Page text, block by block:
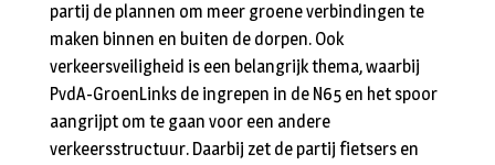
partij de plannen om meer groene verbindingen te
maken binnen en buiten de dorpen. Ook
verkeersveiligheid is een belangrijk thema, waarbij
PvdA-GroenLinks de ingrepen in de N65 en het spoor
aangrijpt om te gaan voor een andere
verkeersstructuur. Daarbij zet de partij fietsers en